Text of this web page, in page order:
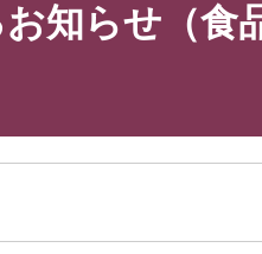
知らせ（食